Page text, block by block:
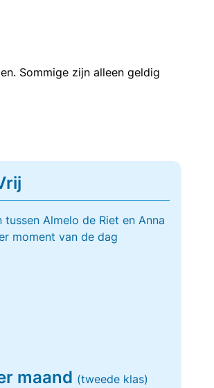
Sommige zijn alleen geldig
tussen Almelo de Riet en Anna
moment van de dag
maand (tweede klas)